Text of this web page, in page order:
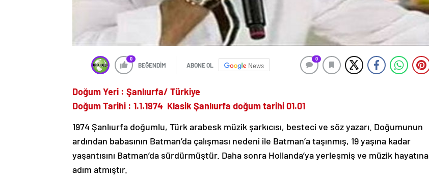
0
BEĞENDİM ABONE OL News
0
Doğum Yeri : Şanlıurfa/ Türkiye
Doğum Tarihi : 1.1.1974 Klasik Şanlıurfa doğum tarihi 01.01
1974 Şanlıurfa doğumlu, Türk arabesk müzik şarkıcısı, besteci ve söz yazarı. Doğumunun
ardından babasının Batman’da çalışması nedeni ile Batman’a taşınmış, 19 yaşına kadar
yaşantısını Batman’da sürdürmüştür. Daha sonra Hollanda’ya yerleşmiş ve müzik hayatına
adım atmıştır.